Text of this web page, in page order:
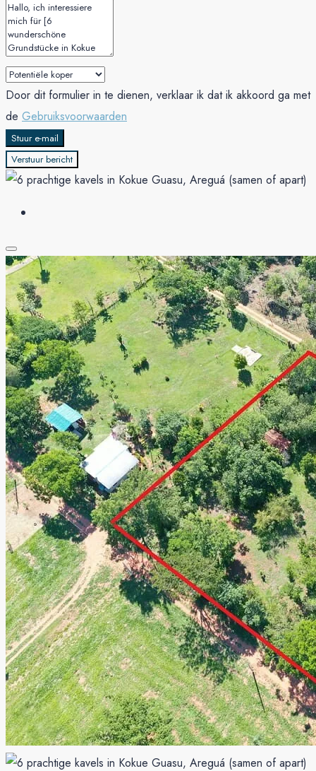
Door dit formulier in te dienen, verklaar ik dat ik akkoord ga met
de Gebruiksvoorwaarden
Stuur e-mail
Verstuur bericht